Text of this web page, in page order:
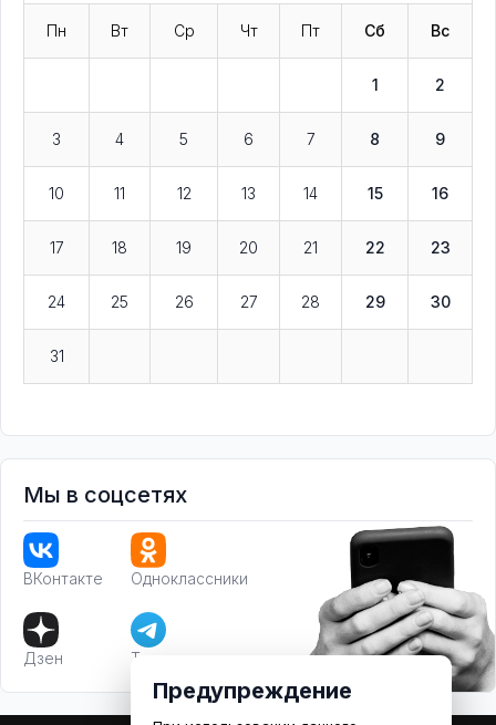
Пн Вт Ср Чт Пт Сб Вс
1 2
3 4 5 6 7 8 9
10 11 12 13 14 15 16
17 18 19 20 21 22 23
24 25 26 27 28 29 30
31
Мы в соцсетях
ВКонтакте Одноклассники
Дзен Телеграм
Предупреждение